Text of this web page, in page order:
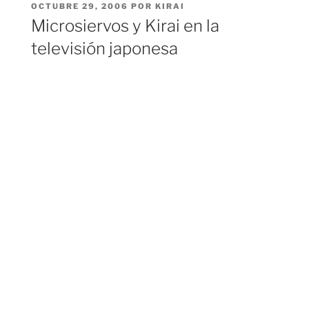
PUBLICADO
EL
OCTUBRE 29, 2006 POR KIRAI
Microsiervos y Kirai en la
televisión japonesa